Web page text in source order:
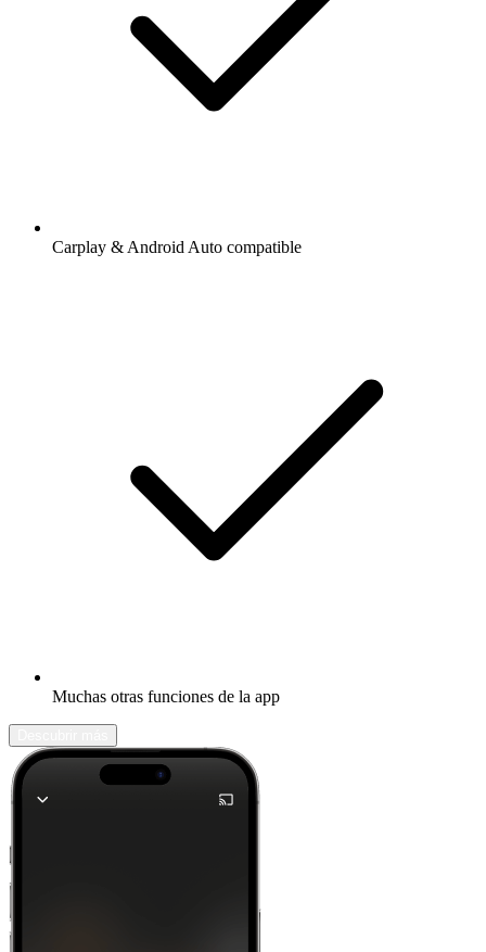
Carplay & Android Auto compatible
Muchas otras funciones de la app